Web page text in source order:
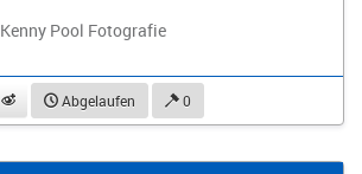
Kenny Pool Fotografie
beobachtenAbgelaufen 0